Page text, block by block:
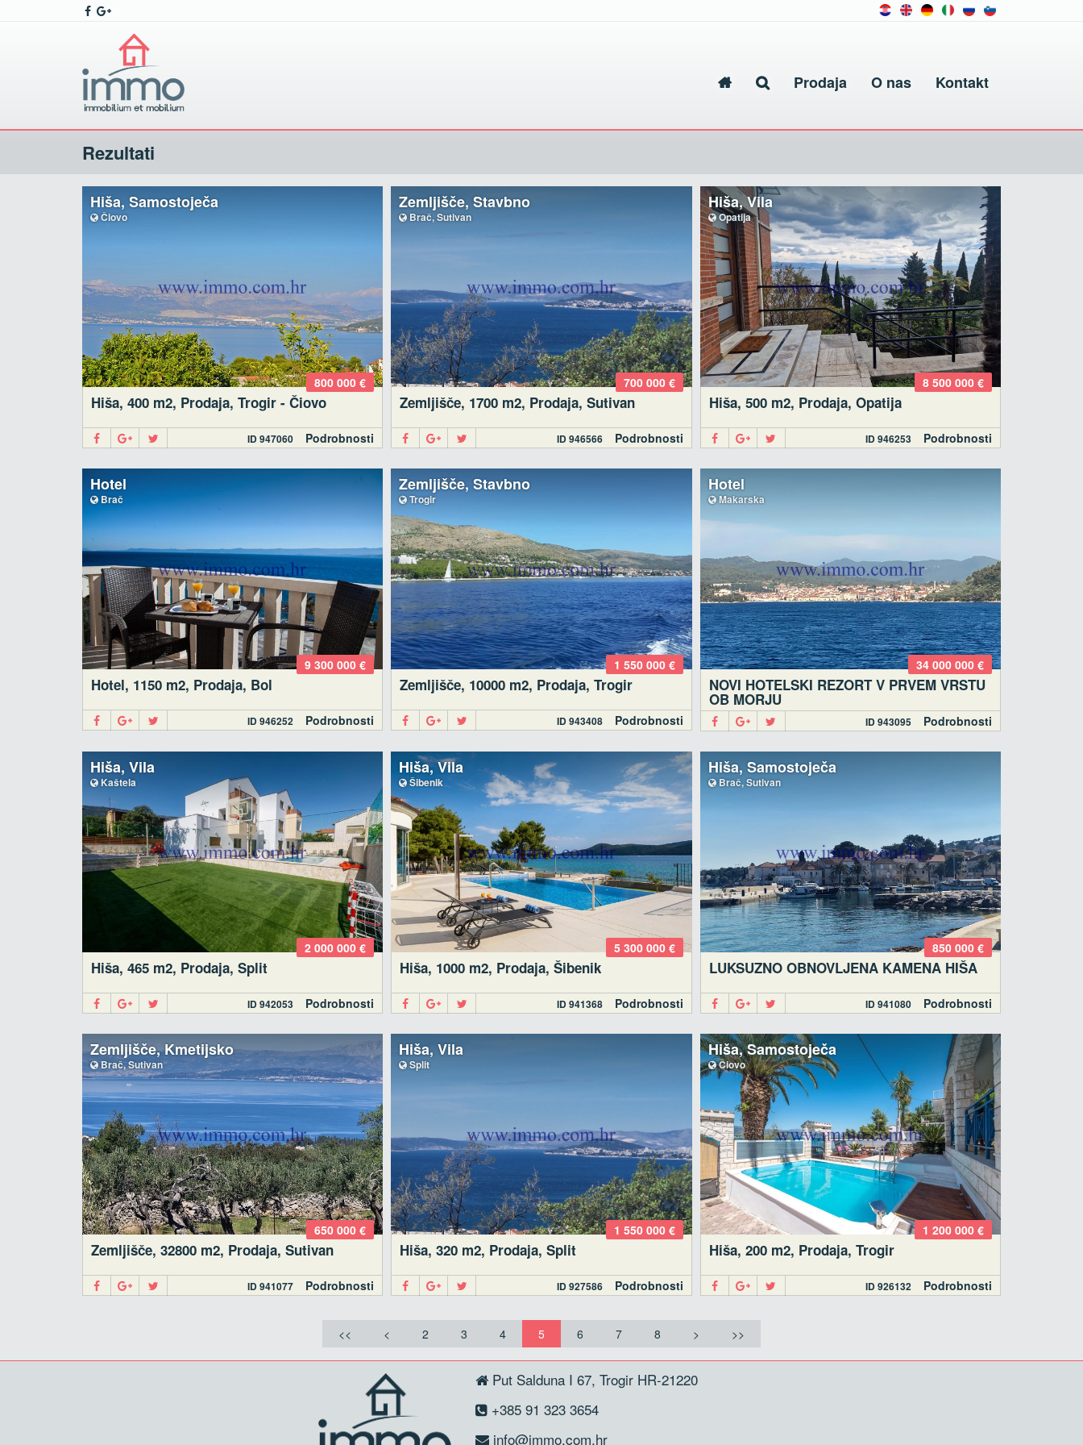
Prodaja O nas Kontakt
Rezultati
Hiša, Samostoječa
Čiovo
800 000 €
Hiša, 400 m2, Prodaja, Trogir - Čiovo
Podrobnosti
ID 947060
Zemljišče, Stavbno
Brač, Sutivan
700 000 €
Zemljišče, 1700 m2, Prodaja, Sutivan
Podrobnosti
ID 946566
Hiša, Vila
Opatija
8 500 000 €
Hiša, 500 m2, Prodaja, Opatija
Podrobnosti
ID 946253
Hotel
Brač
9 300 000 €
Hotel, 1150 m2, Prodaja, Bol
Podrobnosti
ID 946252
Zemljišče, Stavbno
Trogir
1 550 000 €
Zemljišče, 10000 m2, Prodaja, Trogir
Podrobnosti
ID 943408
Hotel
Makarska
34 000 000 €
NOVI HOTELSKI REZORT V PRVEM VRSTU
OB MORJU
Podrobnosti
ID 943095
Hiša, Vila
Kaštela
2 000 000 €
Hiša, 465 m2, Prodaja, Split
Podrobnosti
ID 942053
Hiša, Vila
Šibenik
5 300 000 €
Hiša, 1000 m2, Prodaja, Šibenik
Podrobnosti
ID 941368
Hiša, Samostoječa
Brač, Sutivan
850 000 €
LUKSUZNO OBNOVLJENA KAMENA HIŠA
Podrobnosti
ID 941080
Zemljišče, Kmetijsko
Brač, Sutivan
650 000 €
Zemljišče, 32800 m2, Prodaja, Sutivan
Podrobnosti
ID 941077
Hiša, Vila
Split
1 550 000 €
Hiša, 320 m2, Prodaja, Split
Podrobnosti
ID 927586
Hiša, Samostoječa
Čiovo
1 200 000 €
Hiša, 200 m2, Prodaja, Trogir
Podrobnosti
ID 926132
<< < 2 3 4 5 6 7 8 > >>
Put Salduna I 67, Trogir HR-21220
+385 91 323 3654
info@immo.com.hr